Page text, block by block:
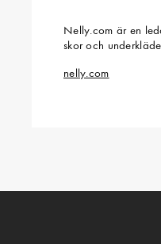
Nelly.com är en
skor och
nelly.com